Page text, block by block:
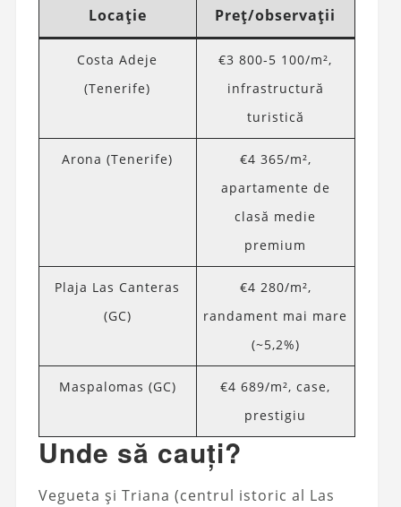
Locație Preț/observații
Costa Adeje
(Tenerife)
€3 800-5 100/m²,
infrastructură
turistică
Arona (Tenerife)
€4 365/m²,
apartamente de
clasă medie
premium
Plaja Las Canteras
(GC)
€4 280/m²,
randament mai mare
(~5,2%)
Maspalomas (GC)
€4 689/m², case,
prestigiu
Unde să cauți?
Vegueta și Triana (centrul istoric al Las